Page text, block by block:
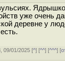
уже очень
деревне у
09/01/2025 [^] [^^] [^^^] [